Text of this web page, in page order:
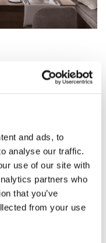
and ads, to
analyse our traffic.
use of our site with
partners who
that you’ve
from your use
op het